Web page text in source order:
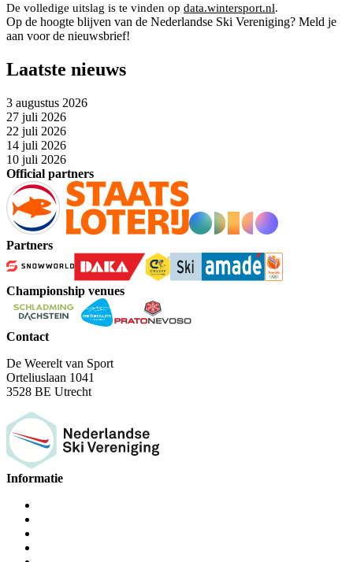
De volledige uitslag is te vinden op data.wintersport.nl.
Op de hoogte blijven van de Nederlandse Ski Vereniging? Meld je
aan voor de nieuwsbrief!
Laatste nieuws
3 augustus 2026
27 juli 2026
22 juli 2026
14 juli 2026
10 juli 2026
Official partners
Partners
Championship venues
Contact
De Weerelt van Sport
Orteliuslaan 1041
3528 BE Utrecht
Informatie